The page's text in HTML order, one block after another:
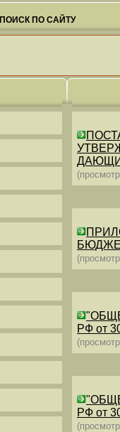
ПОИСК ПО САЙТУ
РФ от
РФ от